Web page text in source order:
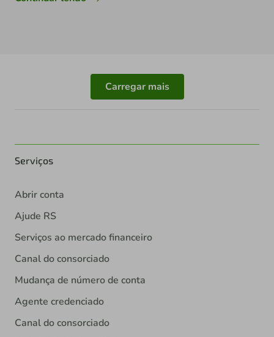
Carregar mais
Serviços
Abrir conta
Ajude RS
Serviços ao mercado financeiro
Canal do consorciado
Mudança de número de conta
Agente credenciado
Canal do consorciado